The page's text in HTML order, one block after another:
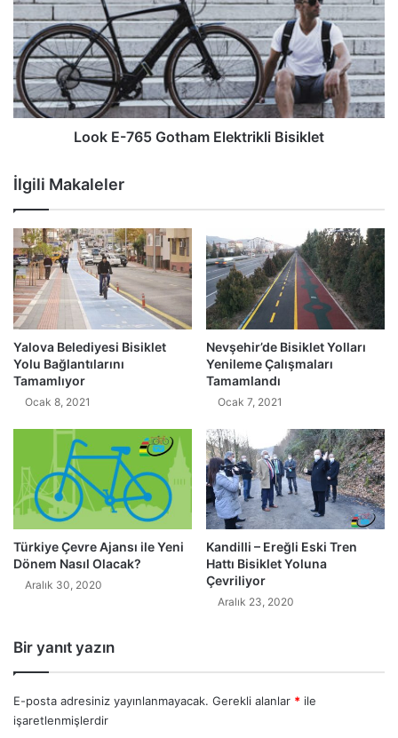
Look E-765 Gotham Elektrikli Bisiklet
İlgili Makaleler
Yalova Belediyesi Bisiklet
Yolu Bağlantılarını
Tamamlıyor
Ocak 8, 2021
Nevşehir’de Bisiklet Yolları
Yenileme Çalışmaları
Tamamlandı
Ocak 7, 2021
Türkiye Çevre Ajansı ile Yeni
Dönem Nasıl Olacak?
Aralık 30, 2020
Kandilli – Ereğli Eski Tren
Hattı Bisiklet Yoluna
Çevriliyor
Aralık 23, 2020
Bir yanıt yazın
E-posta adresiniz yayınlanmayacak. Gerekli alanlar * ile
işaretlenmişlerdir